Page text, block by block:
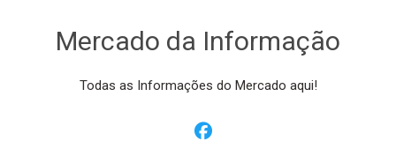
Mercado da Informação
Todas as Informações do Mercado aqui!